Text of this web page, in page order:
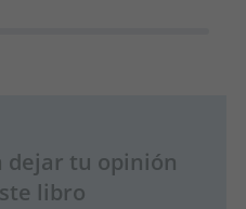
dejar tu opinión
libro